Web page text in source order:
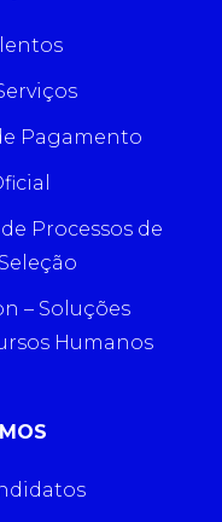
Pagamento
Processos de
– Soluções
Humanos